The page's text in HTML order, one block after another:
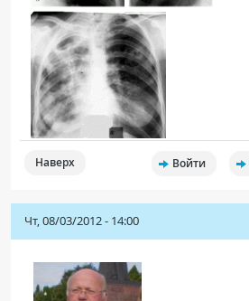
Наверх Войти
Чт, 08/03/2012 - 14:00